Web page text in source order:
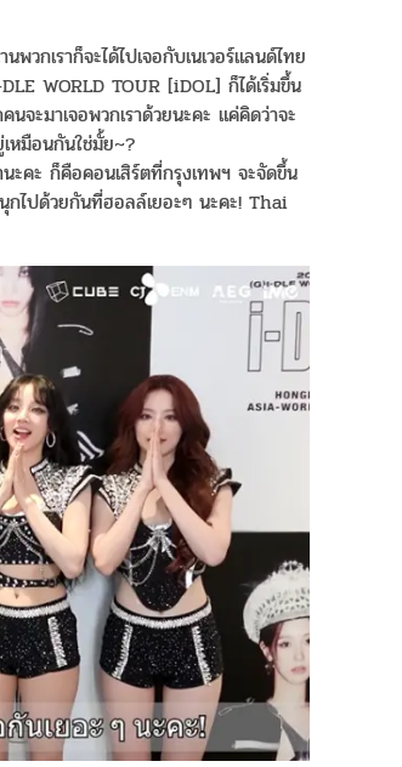
วกเราก็จะได้ไปเจอกับเนเวอร์แลนด์ไทย
WORLD TOUR [iDOL] ก็ได้เริ่มขึ้น
จะมาเจอพวกเราด้วยนะคะ แค่คิดว่าจะ
เหมือนกันใช่มั้ย~?
นะคะ ก็คือคอนเสิร์ตที่กรุงเทพฯ จะจัดขึ้น
กไปด้วยกันที่ฮอลล์เยอะๆ นะคะ! Thai